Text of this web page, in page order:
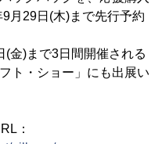
月29日(木)まで先行予約
(金)まで3日間開催される
ト・ショー」にも出展い
：